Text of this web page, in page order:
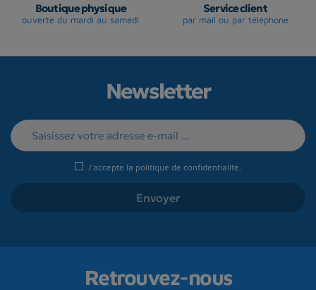
Boutique physique
ouverte du mardi au samedi
Service client
par mail ou par téléphone
Newsletter
J'accepte la politique de confidentialité
Retrouvez-nous